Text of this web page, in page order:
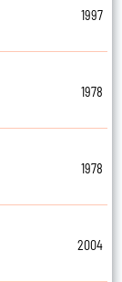
1997
1978
1978
2004